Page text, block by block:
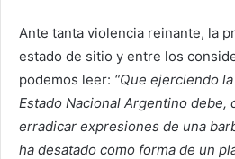
Ante tanta violencia reinante, la
estado de sitio y entre los
podemos leer: “Que ejerciendo
Estado Nacional Argentino debe,
erradicar expresiones de una
ha desatado como forma de un